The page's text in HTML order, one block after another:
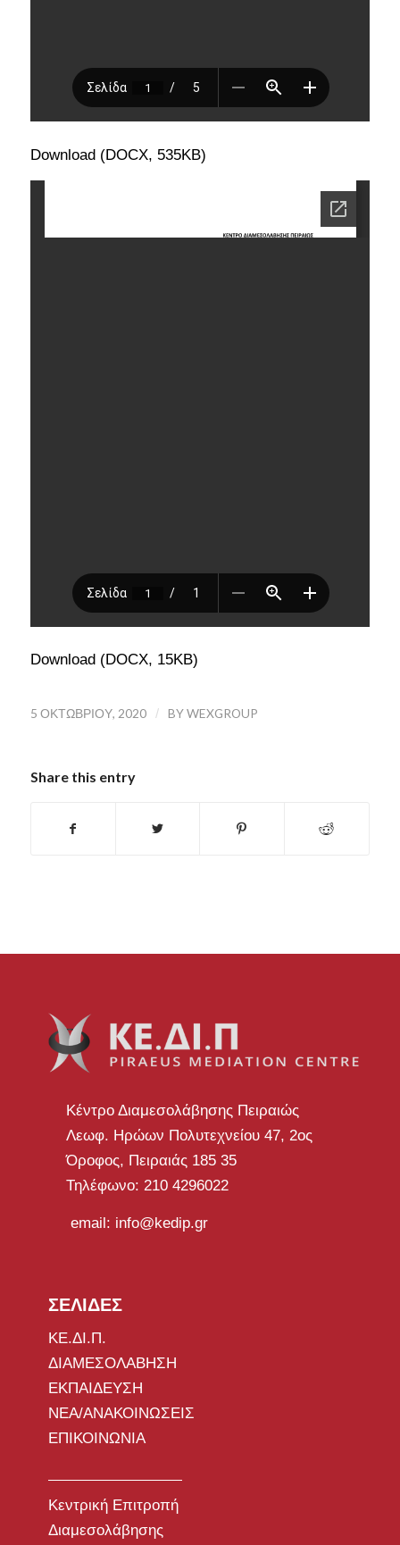
Download (DOCX, 535KB)
Download (DOCX, 15KB)
5 ΟΚΤΩΒΡΊΟΥ, 2020 / BYWEXGROUP
Share this entry
Κέντρο Διαμεσολάβησης Πειραιώς
Λεωφ. Ηρώων Πολυτεχνείου 47, 2ος
Όροφος, Πειραιάς 185 35
Τηλέφωνο: 210 4296022
email: info@kedip.gr
ΣΕΛΙΔΕΣ
ΚΕ.ΔΙ.Π.
ΔΙΑΜΕΣΟΛΑΒΗΣΗ
ΕΚΠΑΙΔΕΥΣΗ
ΝΕΑ/ΑΝΑΚΟΙΝΩΣΕΙΣ
ΕΠΙΚΟΙΝΩΝΙΑ
Κεντρική Επιτροπή
Διαμεσολάβησης